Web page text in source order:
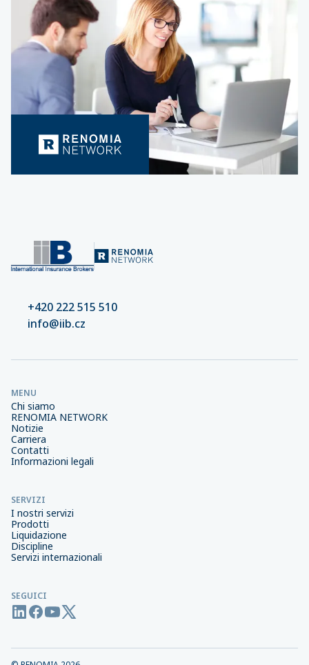
+420 222 515 510
info@iib.cz
MENU
Chi siamo
RENOMIA NETWORK
Notizie
Carriera
Contatti
Informazioni legali
SERVIZI
I nostri servizi
Prodotti
Liquidazione
Discipline
Servizi internazionali
SEGUICI